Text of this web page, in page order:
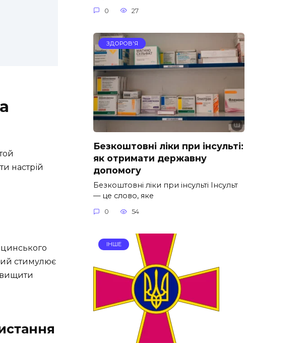
настрій
стимулює
0 27
ЗДОРОВ'Я
Безкоштовні ліки при інсульті:
як отримати державну
допомогу
Безкоштовні ліки при інсульті Інсульт
— це слово, яке
0 54
ІНШЕ